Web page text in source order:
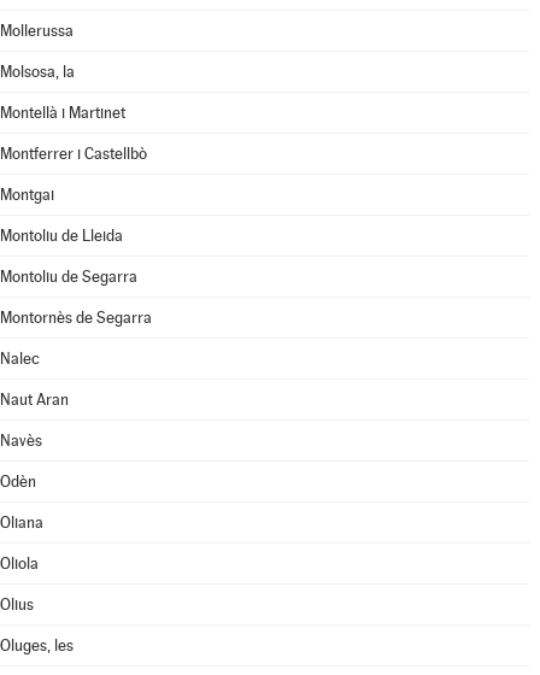
Mollerussa
Molsosa, la
Montellà i Martinet
Montferrer i Castellbò
Montgai
Montoliu de Lleida
Montoliu de Segarra
Montornès de Segarra
Nalec
Naut Aran
Navès
Odèn
Oliana
Oliola
Olius
Oluges, les